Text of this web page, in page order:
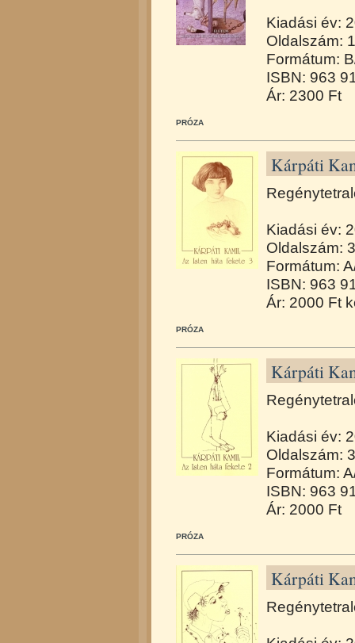
Kiadási év:
Oldalszám:
Formátum:
ISBN: 963
Ár: 2300 Ft
PRÓZA
Kárpáti
Kiadási év:
Oldalszám:
Formátum:
ISBN: 963
Ár: 2000 Ft
PRÓZA
Kárpáti
Kiadási év:
Oldalszám:
Formátum:
ISBN: 963
Ár: 2000 Ft
PRÓZA
Kárpáti